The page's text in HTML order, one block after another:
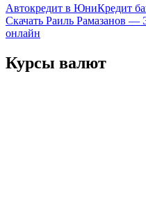
Навигация
по
Автокредит в ЮниКредит
Скачать Раиль Рамазанов —
онлайн
Курсы валют